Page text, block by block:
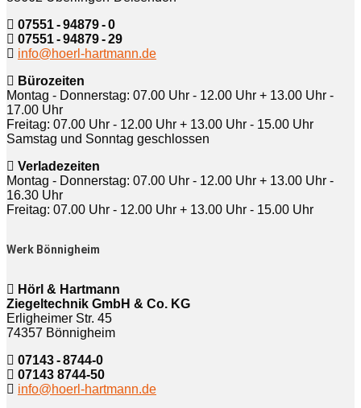
07551 - 94879 - 0
07551 - 94879 - 29
info@hoerl-hartmann.de
Bürozeiten
Montag - Donnerstag: 07.00 Uhr - 12.00 Uhr + 13.00 Uhr -
17.00 Uhr
Freitag: 07.00 Uhr - 12.00 Uhr + 13.00 Uhr - 15.00 Uhr
Samstag und Sonntag geschlossen
Verladezeiten
Montag - Donnerstag: 07.00 Uhr - 12.00 Uhr + 13.00 Uhr -
16.30 Uhr
Freitag: 07.00 Uhr - 12.00 Uhr + 13.00 Uhr - 15.00 Uhr
Werk Bönnigheim
Hörl & Hartmann
Ziegeltechnik GmbH & Co. KG
Erligheimer Str. 45
74357 Bönnigheim
07143 - 8744-0
07143 8744-50
info@hoerl-hartmann.de